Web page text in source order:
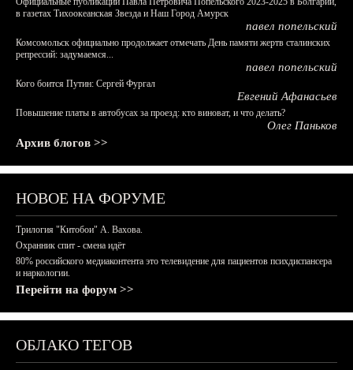
в газетах Тихоокеанская Звезда и Наш Город Амурск
павел попельский
Комсомольск официально продолжает отмечать День памяти жертв сталинских
репрессий: задумаемся...
павел попельский
Кого боится Путин: Сергей Фургал
Евгений Афанасьев
Повышение платы в автобусах за проезд: кто виноват, и что делать?
Олег Паньков
Архив блогов >>
НОВОЕ НА ФОРУМЕ
Трилогия "Китобои" А. Вахова.
Охранник спит - смена идёт
80% российского медиаконтента это телевидение для пациентов психдиспансера
и наркологии.
Перейти на форум >>
ОБЛАКО ТЕГОВ